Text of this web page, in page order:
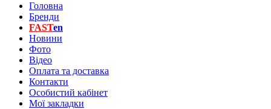
Головна
Бренди
FASTen
Новини
Фото
Відео
Оплата та доставка
Контакти
Особистий кабінет
Мої закладки